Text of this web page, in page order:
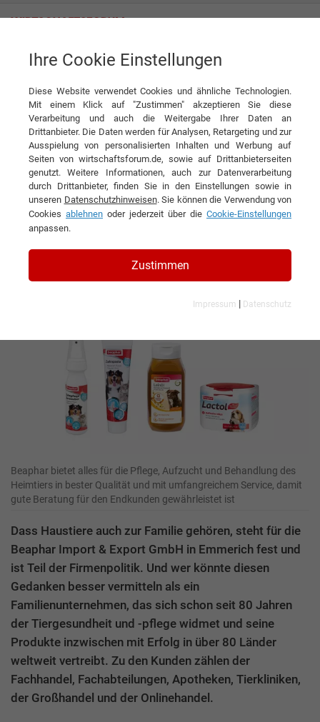
Beaphar Import & Export GmbH Weil Tiere auch Familie sind
Interview Beaphar Import & Export GmbH
DIESEN ARTIKEL EMPFEHLEN
Weil Tiere auch Familie sind
Interview mit Christoph Hubo, Country
Head Germany/Austria und Harald
Hardering, Key Account Manager der
Beaphar Import & Export GmbH
Beaphar bietet alles für die Pflege, Aufzucht und Behandlung des
Heimtiers in bester Qualität und mit umfangreichem Service, damit
gute Beratung für den Endkunden gewährleistet ist
Dass Haustiere auch zur Familie gehören, steht für die
Beaphar Import & Export GmbH in Emmerich fest und
ist Teil der Firmenpolitik. Und wer könnte diesen
Gedanken besser vermitteln als ein
Familienunternehmen, das sich schon seit 80 Jahren
der Tiergesundheit und -pflege widmet und seine
Produkte inzwischen mit Erfolg in über 80 Länder
weltweit vertreibt. Zu den Kunden zählen der
Fachhandel, Fachabteilungen, Apotheken, Tierkliniken,
der Großhandel und der Onlinehandel.
Ihre Cookie Einstellungen
Diese Website verwendet Cookies und ähnliche Technologien.
Mit einem Klick auf "Zustimmen" akzeptieren Sie diese
Verarbeitung und auch die Weitergabe Ihrer Daten an
Drittanbieter. Die Daten werden für Analysen, Retargeting und zur
Ausspielung von personalisierten Inhalten und Werbung auf
Seiten von wirtschaftsforum.de, sowie auf Drittanbieterseiten
genutzt. Weitere Informationen, auch zur Datenverarbeitung
durch Drittanbieter, finden Sie in den Einstellungen sowie in
unseren Datenschutzhinweisen. Sie können die Verwendung von
Cookies ablehnen oder jederzeit über die Cookie-Einstellungen
anpassen.
Zustimmen
Impressum | Datenschutz